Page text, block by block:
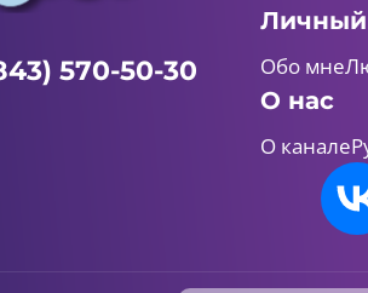
570-50-30
Личный
Обо мне
О нас
О канале